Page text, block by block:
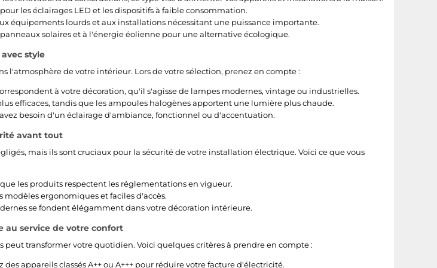
les éclairages LED et les dispositifs à faible consommation.
équipements lourds et aux installations nécessitant une puissance importante.
panneaux solaires et à l'énergie éolienne pour une alternative écologique.
style
l'atmosphère de votre intérieur. Lors de votre sélection, prenez en compte :
à votre décoration, qu'il s'agisse de lampes modernes, vintage ou industrielles.
efficaces, tandis que les ampoules halogènes apportent une lumière plus chaude.
besoin d'un éclairage d'ambiance, fonctionnel ou d'accentuation.
avant tout
mais ils sont cruciaux pour la sécurité de votre installation électrique. Voici ce que vous
que les produits respectent les réglementations en vigueur.
modèles ergonomiques et faciles d'accès.
se fondent élégamment dans votre décoration intérieure.
au service de votre confort
peut transformer votre quotidien. Voici quelques critères à prendre en compte :
des appareils classés A++ ou A+++ pour réduire votre facture d'électricité.